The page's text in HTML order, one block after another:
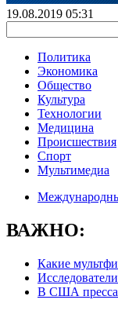
19.08.2019 05:31
Политика
Экономика
Общество
Культура
Технологии
Медицина
Происшествия
Спорт
Мультимедиа
ВАЖНО:
Какие
В США пресса